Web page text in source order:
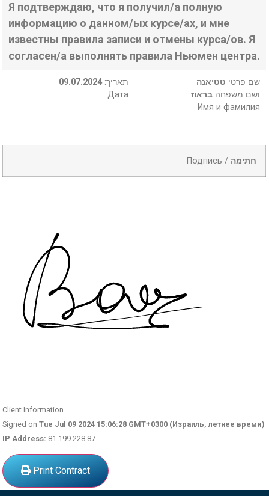
Я подтверждаю, что я получил/а полную
информацию о данном/ых курсе/ах, и мне
известны правила записи и отмены курса/ов. Я
согласен/а выполнять правила Ньюмен центра.
09.07.2024 :תאריך
Дата
שם פרטי טטיאנה
ושם משפחה בראוז
Имя и фамилия
Подпись / חתימה
Client Information
Signed onTue Jul 09 2024 15:06:28 GMT+0300 (Израиль, летнее время)
IP Address: 81.199.228.87
Print Contract